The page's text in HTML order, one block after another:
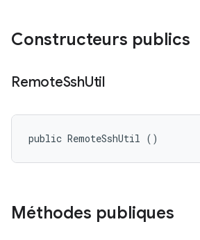
Constructeurs publics
RemoteSshUtil
public RemoteSshUtil ()
Méthodes publiques